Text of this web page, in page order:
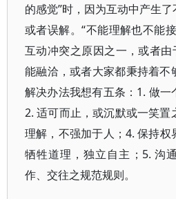
的感觉”时，因为互动中产生
或者误解。“不能理解也不能
互动冲突之原因之一，或者由
能融洽，或者大家都秉持着不
解决办法我想有五条：1. 做一
2. 适可而止，或沉默或一笑置
理解，不强加于人；4. 保持权
牺牲道理，独立自主；5. 沟
作、交往之规范规则。